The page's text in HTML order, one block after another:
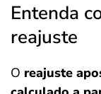
Entenda
reajuste
O reajuste